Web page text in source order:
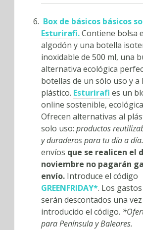
Box de básicos básicos
Esturirafi.Contiene bolsa
algodón y una botella
inoxidable de 500 ml, una
alternativa ecológica
botellas de un sólo uso y a
plástico. Esturirafi es un
online sostenible,
Ofrecen alternativas al
solo uso: productos
y duraderos para tu día a día.
envíos que se realicen el
noviembre no pagarán
envío. Introduce el código
GREENFRIDAY*. Los
serán descontados una vez
introducido el código.
para Península y Baleares.